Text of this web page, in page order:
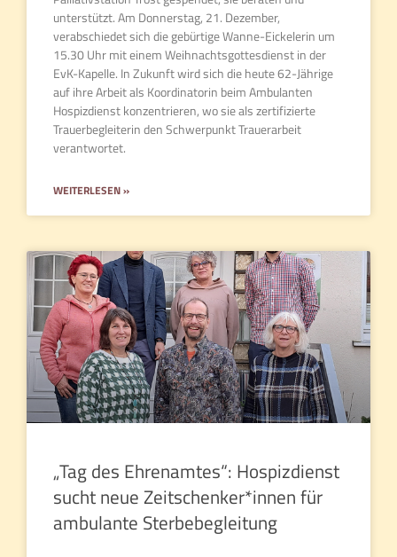
unterstützt. Am Donnerstag, 21. Dezember,
verabschiedet sich die gebürtige Wanne-Eickelerin um
15.30 Uhr mit einem Weihnachtsgottesdienst in der
EvK-Kapelle. In Zukunft wird sich die heute 62-Jährige
auf ihre Arbeit als Koordinatorin beim Ambulanten
Hospizdienst konzentrieren, wo sie als zertifizierte
Trauerbegleiterin den Schwerpunkt Trauerarbeit
verantwortet.
WEITERLESEN »
„Tag des Ehrenamtes“: Hospizdienst
sucht neue Zeitschenker*innen für
ambulante Sterbebegleitung